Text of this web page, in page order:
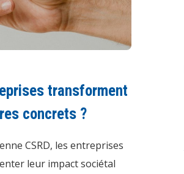
transforment
concrets ?
CSRD, les entreprises
leur impact sociétal